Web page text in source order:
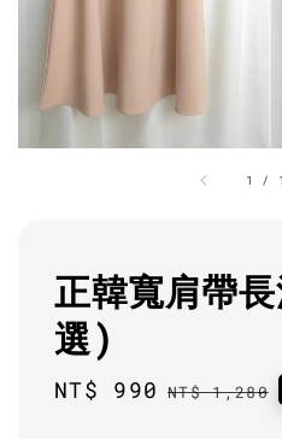
1 /
正韓寬肩帶
選)
Sale
NT$ 990 Regular
NT$ 1,280